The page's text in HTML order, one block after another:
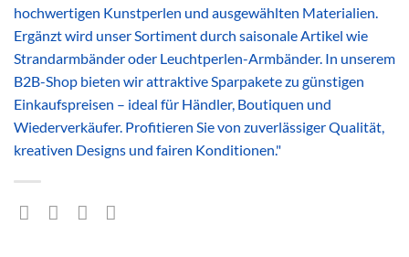
hochwertigen Kunstperlen und ausgewählten Materialien.
Ergänzt wird unser Sortiment durch saisonale Artikel wie
Strandarmbänder oder Leuchtperlen-Armbänder. In unserem
B2B-Shop bieten wir attraktive Sparpakete zu günstigen
Einkaufspreisen – ideal für Händler, Boutiquen und
Wiederverkäufer. Profitieren Sie von zuverlässiger Qualität,
kreativen Designs und fairen Konditionen."